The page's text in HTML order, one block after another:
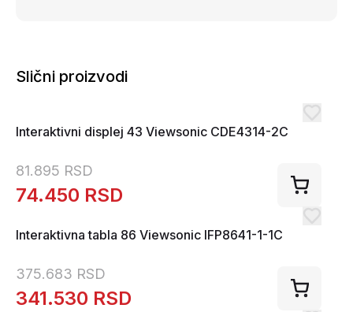
Slični proizvodi
Interaktivni displej 43 Viewsonic CDE4314-2C
81.895 RSD
74.450 RSD
Interaktivna tabla 86 Viewsonic IFP8641-1-1C
375.683 RSD
341.530 RSD